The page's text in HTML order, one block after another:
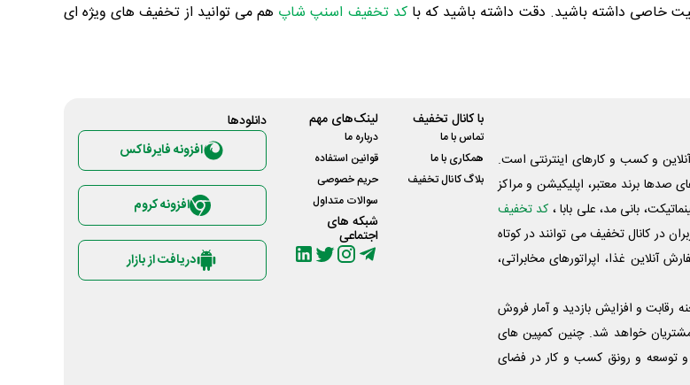
خاصی داشته باشید. دقت داشته باشید که باکد تخفیف اسنپ شاپ هم می توانید از تخفیف های ویژه ای
و کسب و‌ کارهای اینترنتی است.
برند معتبر، اپلیکیشن و مراکز
بانی مد، علی‌ بابا ، کد تخفیف
در کانال تخفیف می توانند در کوتاه
آنلاین غذا، اپراتورهای مخابراتی،
رقابت و افزایش بازدید و آمار فروش
خواهد شد. چنین کمپین های
توسعه و رونق کسب و کار در فضای
با کانال تخفیف
تماس با ما
همکاری با ما
بلاگ کانال تخفیف
لینک‌های مهم
درباره ما
قوانین استفاده
حریم خصوصی
سوالات متداول
شبکه های
اجتماعی
دانلود‌ها
افزونه فایرفاکس
افزونه کروم
دریافت از بازار